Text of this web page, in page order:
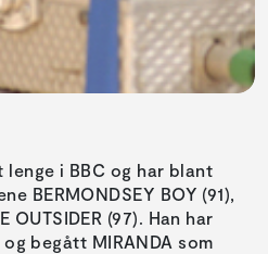
i BBC og har blant
BERMONDSEY BOY (91),
OUTSIDER (97). Han har
begått MIRANDA som